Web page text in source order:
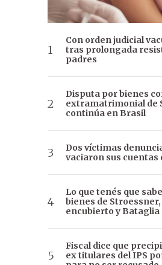
Con orden judicial
tras prolongada
padres
Disputa por bienes
extramatrimonial de
continúa en Brasil
Dos víctimas
vaciaron sus cuentas
Lo que tenés que
bienes de
encubierto y
Fiscal dice que
ex titulares del IPS